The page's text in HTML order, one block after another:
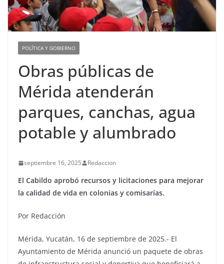
POLÍTICA Y GOBIERNO
Obras públicas de
Mérida atenderán
parques, canchas, agua
potable y alumbrado
septiembre 16, 2025 Redaccion
El Cabildo aprobó recursos y licitaciones para mejorar
la calidad de vida en colonias y comisarías.
Por Redacción
Mérida, Yucatán, 16 de septiembre de 2025.- El
Ayuntamiento de Mérida anunció un paquete de obras